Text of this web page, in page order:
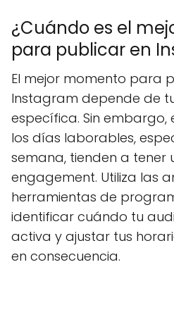
¿Cuándo es el
para publicar en
El mejor momento para
Instagram depende de
específica. Sin embargo,
los días laborables,
semana, tienden a tener
engagement. Utiliza las
herramientas de
identificar cuándo tu
activa y ajustar tus
en consecuencia.